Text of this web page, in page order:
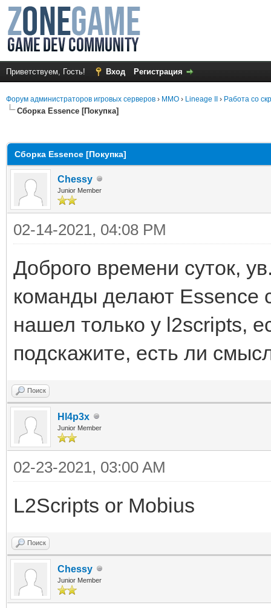
Приветствуем, Гость! Вход Регистрация
Форум администраторов игровых серверов › MMO › Lineage II › Работа со
Сборка Essence [Покупка]
Сборка Essence [Покупка]
Chessy
Junior Member
02-14-2021, 04:08 PM
Доброго времени суток,
команды делают Essence
нашел только у l2scripts,
подскажите, есть ли
Поиск
Hl4p3x
Junior Member
02-23-2021, 03:00 AM
L2Scripts or Mobius
Поиск
Chessy
Junior Member